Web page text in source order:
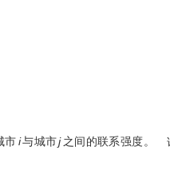
市i与城市j之间的联系强度。